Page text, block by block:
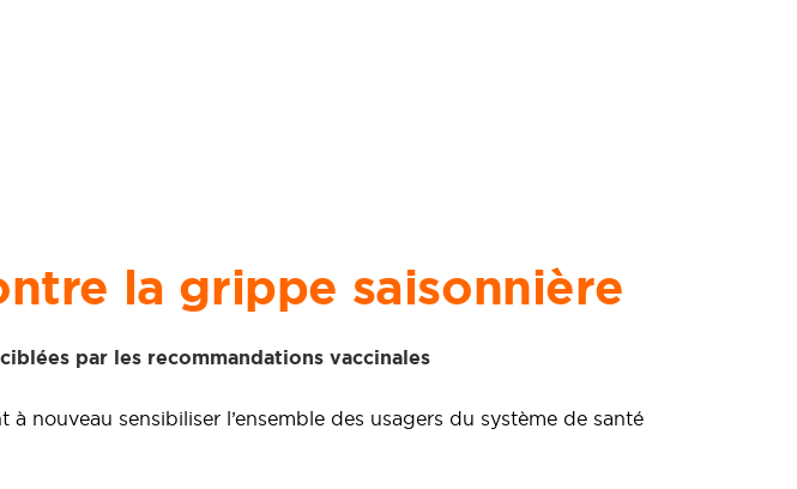
la grippe saisonnière
par les recommandations vaccinales
nouveau sensibiliser l’ensemble des usagers du système de santé